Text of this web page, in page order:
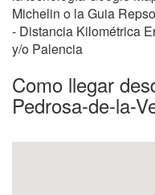
Michelin o la Guia
- Distancia Kilométrica
y/o Palencia
Como llegar
Pedrosa-de-la-